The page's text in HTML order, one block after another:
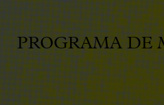
PROGRAMA DE